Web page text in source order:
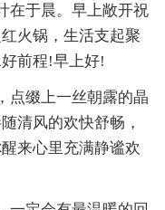
在于晨。早上敞开祝
火锅，生活支起聚
前程!早上好!
点缀上一丝朝露的晶
清风的欢快舒畅，
来心里充满静谧欢